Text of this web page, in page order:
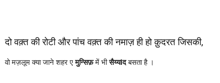
दो वक़्त की रोटी और पांच वक़्त की नमाज़ ही हो क़ुदरत जिसकी,
वो मज़लूम क्या जाने शहर एमुन्सिफ़में भीसैय्यIदबसता है ।